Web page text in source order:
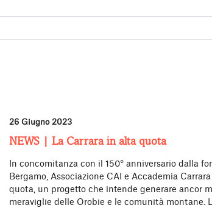
26 Giugno 2023
NEWS | La Carrara in alta quota
In concomitanza con il 150° anniversario dalla
Bergamo, Associazione CAI e Accademia
quota, un progetto che intende generare ancor
meraviglie delle Orobie e le comunità montane.